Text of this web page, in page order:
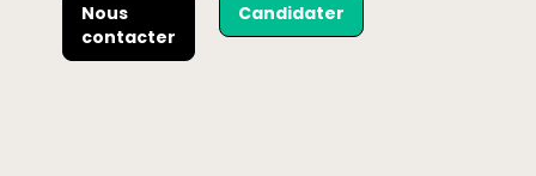
Nous
contacter
Candidater